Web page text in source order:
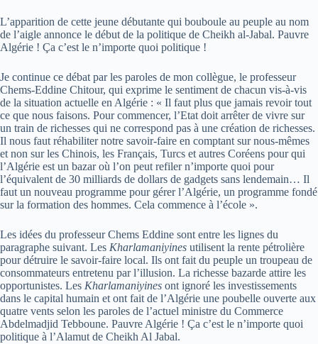
L’apparition de cette jeune débutante qui bouboule au peuple au nom
de l’aigle annonce le début de la politique de Cheikh al-Jabal. Pauvre
Algérie ! Ça c’est le n’importe quoi politique !
Je continue ce débat par les paroles de mon collègue, le professeur
Chems-Eddine Chitour, qui exprime le sentiment de chacun vis-à-vis
de la situation actuelle en Algérie : « Il faut plus que jamais revoir tout
ce que nous faisons. Pour commencer, l’Etat doit arrêter de vivre sur
un train de richesses qui ne correspond pas à une création de richesses.
Il nous faut réhabiliter notre savoir-faire en comptant sur nous-mêmes
et non sur les Chinois, les Français, Turcs et autres Coréens pour qui
l’Algérie est un bazar où l’on peut refiler n’importe quoi pour
l’équivalent de 30 milliards de dollars de gadgets sans lendemain… Il
faut un nouveau programme pour gérer l’Algérie, un programme fondé
sur la formation des hommes. Cela commence à l’école ».
Les idées du professeur Chems Eddine sont entre les lignes du
paragraphe suivant. Les Kharlamaniyines utilisent la rente pétrolière
pour détruire le savoir-faire local. Ils ont fait du peuple un troupeau de
consommateurs entretenu par l’illusion. La richesse bazarde attire les
opportunistes. Les Kharlamaniyines ont ignoré les investissements
dans le capital humain et ont fait de l’Algérie une poubelle ouverte aux
quatre vents selon les paroles de l’actuel ministre du Commerce
Abdelmadjid Tebboune. Pauvre Algérie ! Ça c’est le n’importe quoi
politique à l’Alamut de Cheikh Al Jabal.